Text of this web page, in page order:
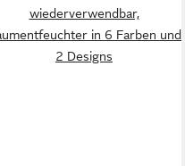
wiederverwendbar,
in 6 Farben und
2 Designs